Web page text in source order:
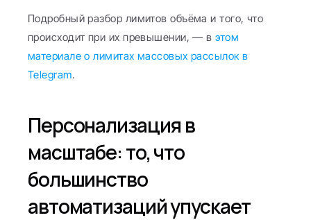
Подробный разбор лимитов объёма и того, что
происходит при их превышении, — в этом
материале о лимитах массовых рассылок в
Telegram.
Персонализация в
масштабе: то, что
большинство
автоматизаций упускает